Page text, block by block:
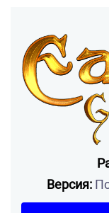
Версия: